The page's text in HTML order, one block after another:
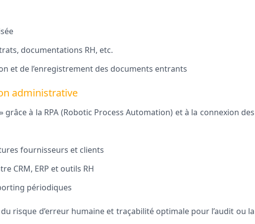
documentations RH, etc.
et de l’enregistrement des documents entrants
administrative
à la RPA (Robotic Process Automation) et à la connexion des
fournisseurs et clients
CRM, ERP et outils RH
périodiques
risque d’erreur humaine et traçabilité optimale pour l’audit ou la